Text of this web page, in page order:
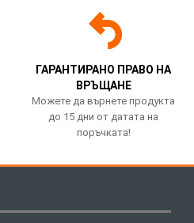
ГАРАНТИРАНО ПРАВО НА
ВРЪЩАНЕ
Можете да върнете продукта
до 15 дни от датата на
поръчката!